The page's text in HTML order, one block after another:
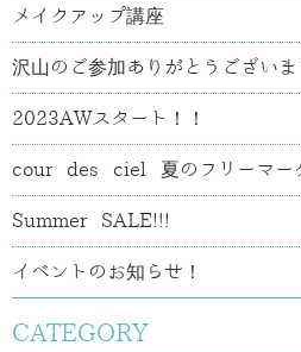
メイクアップ講座
沢山のご参加ありがとうございま
2023AWスタート！！
cour des ciel 夏のフリーマー
Summer SALE!!!
イベントのお知らせ！
CATEGORY